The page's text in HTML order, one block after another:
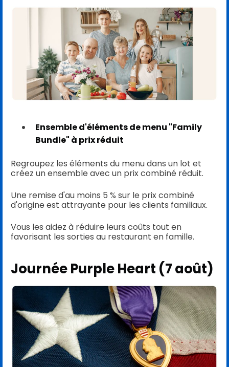
Ensemble d'éléments de menu "Family
Bundle" à prix réduit
Regroupez les éléments du menu dans un lot et
créez un ensemble avec un prix combiné réduit.
Une remise d'au moins 5 % sur le prix combiné
d'origine est attrayante pour les clients familiaux.
Vous les aidez à réduire leurs coûts tout en
favorisant les sorties au restaurant en famille.
Journée Purple Heart (7 août)